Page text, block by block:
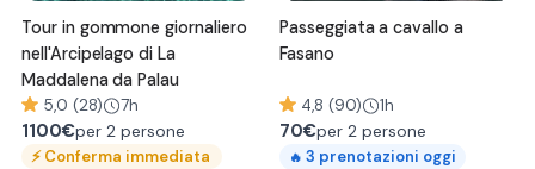
Tour in gommone giornaliero
nell'Arcipelago di La
Maddalena da Palau
5,0 (28) 7h
1100€per 2 persone
⚡Conferma immediata
Passeggiata a cavallo a
Fasano
4,8 (90) 1h
70€per 2 persone
🔥 3 prenotazioni oggi